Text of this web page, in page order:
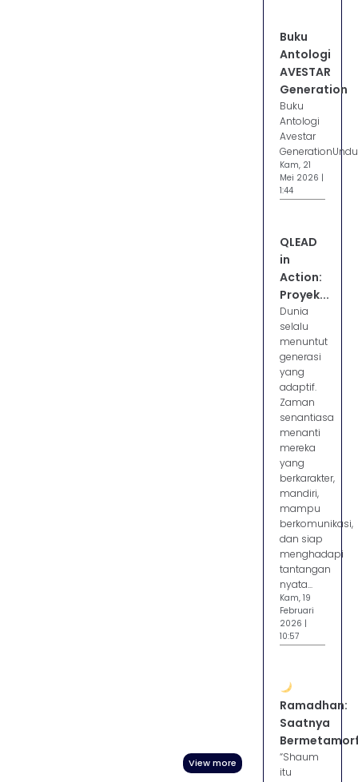
View more
Buku
Antologi
AVESTAR
Generation
Buku
Antologi
Avestar
Kam, 21
Mei 2026 |
1:44
QLEAD
in
Action:
Proyek...
Dunia
selalu
menuntut
generasi
yang
adaptif.
Zaman
senantiasa
menanti
mereka
yang
berkarakter,
mandiri,
mampu
berkomunikasi,
dan siap
menghadapi
tantangan
nyata...
Kam, 19
Februari
2026 |
10:57
Ramadhan:
Saatnya
“Shaum
itu